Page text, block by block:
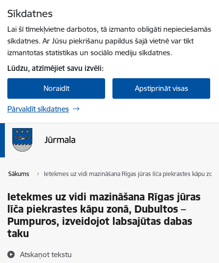
Sīkdatnes
Lai šī tīmekļvietne darbotos, tā izmanto obligāti nepieciešamās
sīkdatnes. Ar Jūsu piekrišanu papildus šajā vietnē var tikt
izmantotas statistikas un sociālo mediju sīkdatnes.
Lūdzu, atzīmējiet savu izvēli:
Noraidīt Apstiprināt visas
Pārvaldīt sīkdatnes
Sākums Ietekmes uz vidi mazināšana Rīgas jūras līča piekrastes kāpu
Ietekmes uz vidi mazināšana Rīgas jūras
līča piekrastes kāpu zonā, Dubultos –
Pumpuros, izveidojot labsajūtas dabas
taku
Atskaņot tekstu